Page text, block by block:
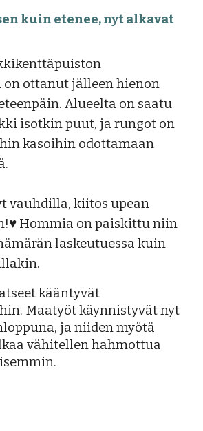
kuin etenee, nyt alkavat
on ottanut jälleen hienon
Alueelta on saatu
isotkin puut, ja rungot on
kasoihin odottamaan
vauhdilla, kiitos upean
Hommia on paiskittu niin
laskeutuessa kuin
kääntyvät
Maatyöt käynnistyvät nyt
ja niiden myötä
vähitellen hahmottua